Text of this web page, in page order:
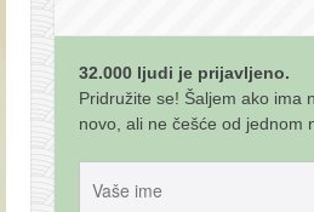
32.000 ljudi je prijavljeno.
Pridružite se! Šaljem ako ima
novo, ali ne češće od jednom